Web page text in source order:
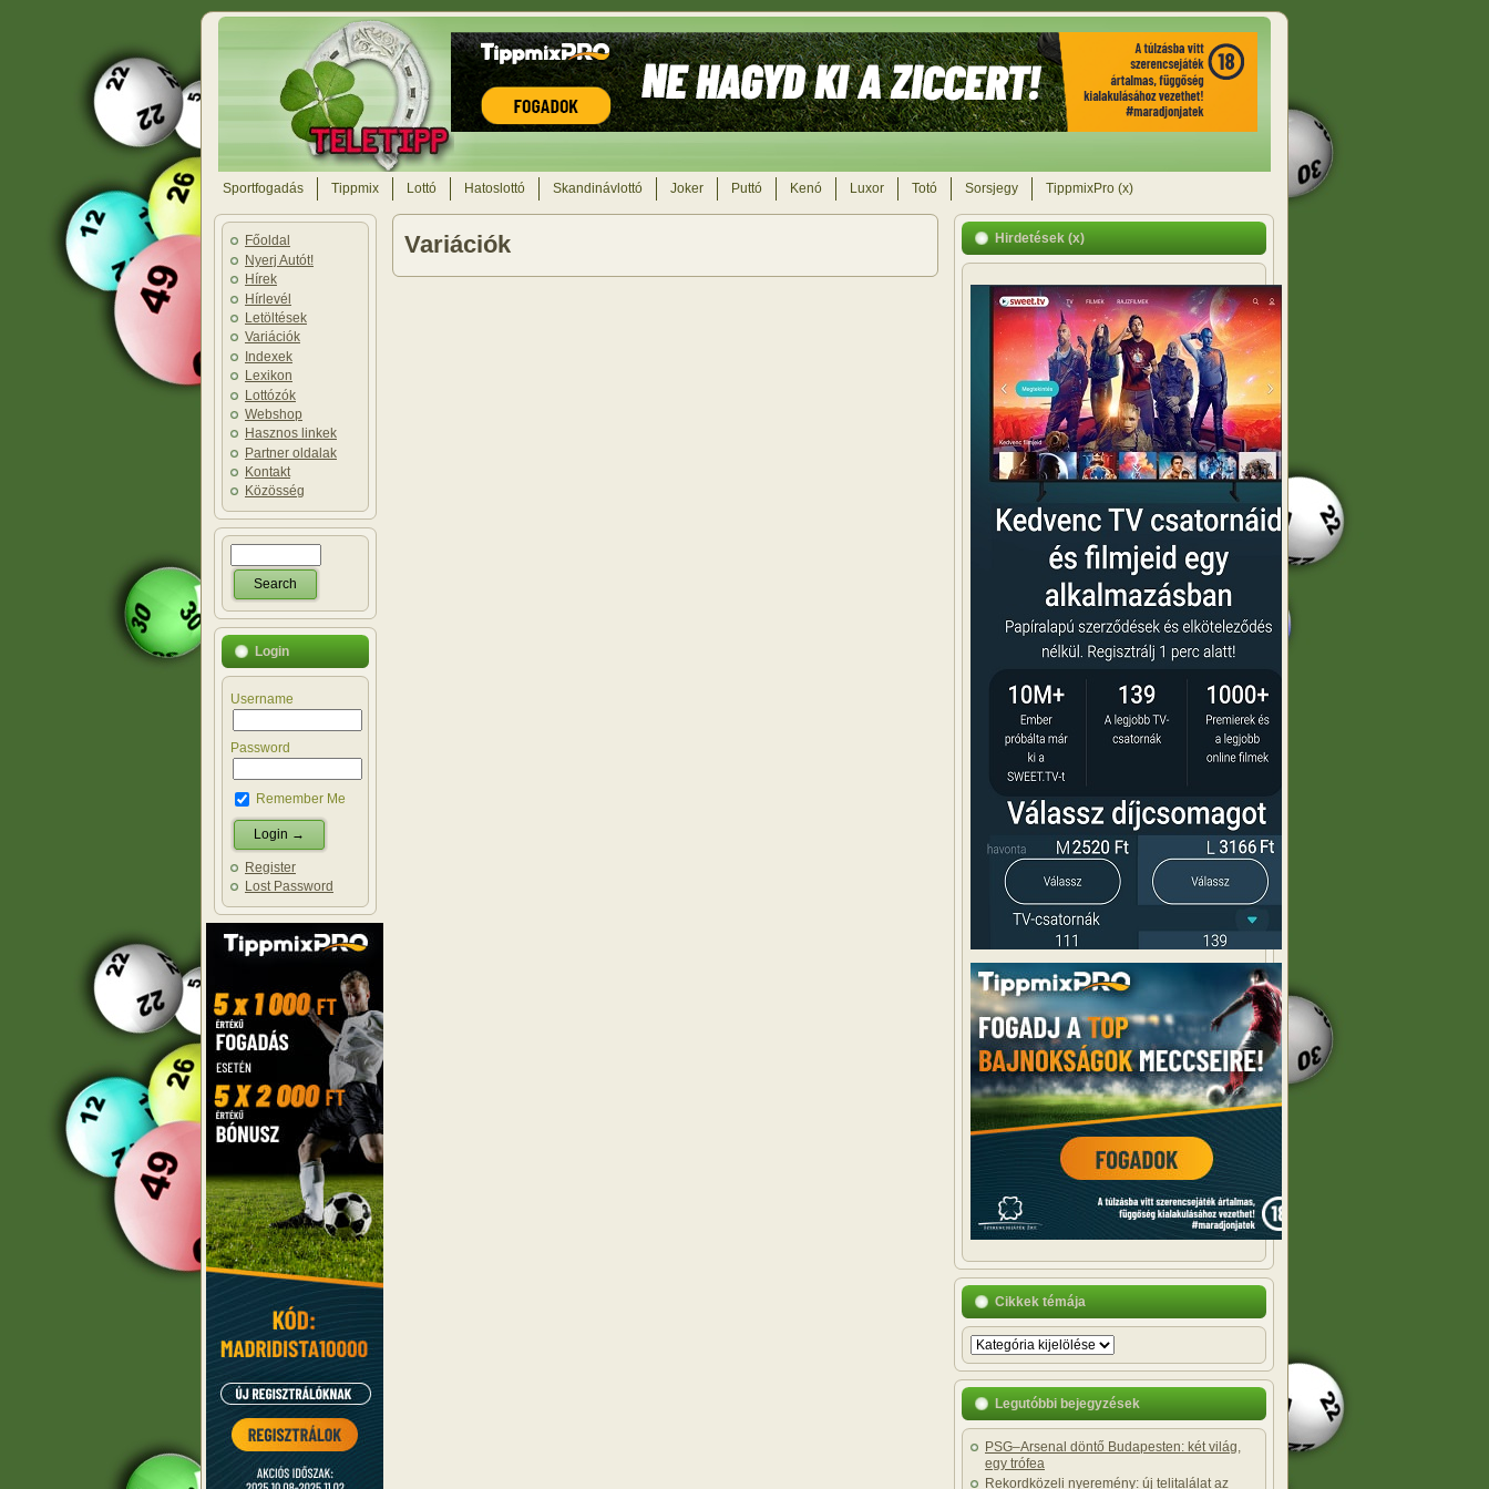
Sportfogadás Tippmix Lottó Hatoslottó Skandinávlottó Joker Puttó Kenó Luxor Totó Sorsjegy TippmixPro (x)
Főoldal
Nyerj Autót!
Hírek
Hírlevél
Letöltések
Variációk
Indexek
Lexikon
Lottózók
Webshop
Hasznos linkek
Partner oldalak
Kontakt
Közösség
Login
Username
Password
Remember Me
Register
Lost Password
Variációk Hirdetések (x)
Cikkek témája
Legutóbbi bejegyzések
PSG–Arsenal döntő Budapesten: két világ,
egy trófea
Rekordközeli nyeremény: új telitalálat az